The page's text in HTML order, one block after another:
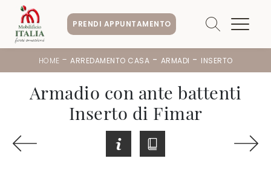
PRENDI APPUNTAMENTO
HOME - ARREDAMENTO CASA - ARMADI - INSERTO
Armadio con ante battenti
Inserto di Fimar